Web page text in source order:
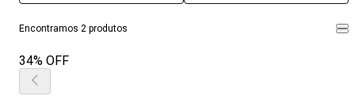
Encontramos 2 produtos
34% OFF